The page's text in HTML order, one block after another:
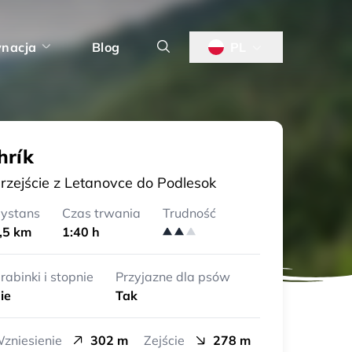
Blog
z Letanovce do Podlesok
km
Czas trwania
1:40 h
Trudność
i stopnie
Przyjazne dla psów
Tak
302 m Zejście 278 m